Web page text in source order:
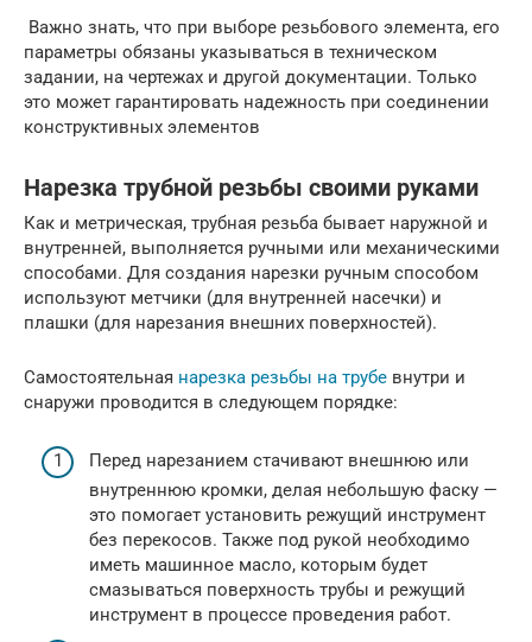
Важно знать, что при выборе резьбового элемента, его
параметры обязаны указываться в техническом
задании, на чертежах и другой документации. Только
это может гарантировать надежность при соединении
конструктивных элементов
Нарезка трубной резьбы своими руками
Как и метрическая, трубная резьба бывает наружной и
внутренней, выполняется ручными или механическими
способами. Для создания нарезки ручным способом
используют метчики (для внутренней насечки) и
плашки (для нарезания внешних поверхностей).
Самостоятельная нарезка резьбы на трубе внутри и
снаружи проводится в следующем порядке:
Перед нарезанием стачивают внешнюю или
внутреннюю кромки, делая небольшую фаску —
это помогает установить режущий инструмент
без перекосов. Также под рукой необходимо
иметь машинное масло, которым будет
смазываться поверхность трубы и режущий
инструмент в процессе проведения работ.